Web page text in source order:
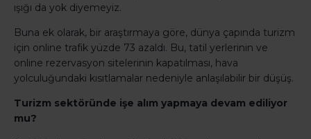
ışığı da yok diyemeyiz.
Buna ek olarak, bir araştırmaya göre, dünya çapında turizm
için online trafik yüzde 73 azaldı. Bu, tatil yerlerinin ve
online rezervasyon sitelerinin kapatılması, hava
yolculuğundaki kısıtlamalar nedeniyle anlaşılabilir bir düşüş.
Turizm sektöründe işe alım yapmaya devam ediliyor
mu?